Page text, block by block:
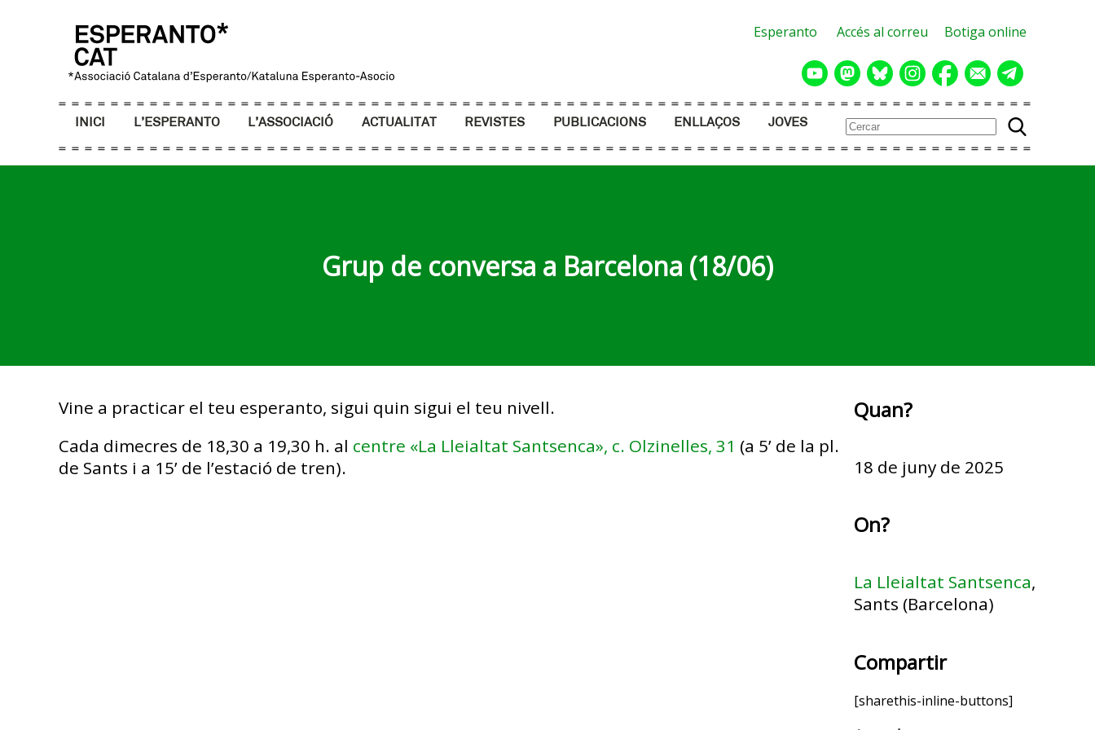
Esperanto Accés al correu Botiga online
INICI L’ESPERANTO L’ASSOCIACIÓ ACTUALITAT REVISTES PUBLICACIONS ENLLAÇOS JOVES
Grup de conversa a Barcelona (18/06)
Vine a practicar el teu esperanto, sigui quin sigui el teu nivell.
Cada dimecres de 18,30 a 19,30 h. al centre «La Lleialtat Santsenca», c. Olzinelles, 31 (a 5’ de la pl.
de Sants i a 15’ de l’estació de tren).
Quan?
18 de juny de 2025
On?
La Lleialtat Santsenca,
Sants (Barcelona)
Compartir
[sharethis-inline-buttons]